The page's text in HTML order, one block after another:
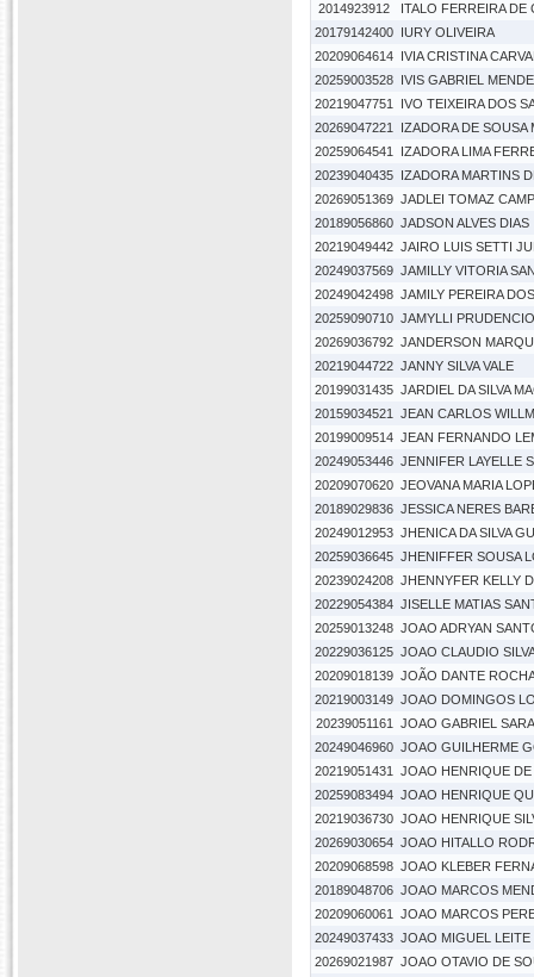
2014923912
ITALO FERREIRA DE
20179142400 IURY OLIVEIRA
20209064614 IVIA CRISTINA
20259003528 IVIS GABRIEL
20219047751
IVO TEIXEIRA DOS
20269047221
IZADORA DE SOUSA
20259064541
IZADORA LIMA
20239040435 IZADORA MARTINS
20269051369 JADLEI TOMAZ
20189056860 JADSON ALVES DIAS
20219049442 JAIRO LUIS SETTI
20249037569 JAMILLY VITORIA
20249042498 JAMILY PEREIRA
20259090710 JAMYLLI
20269036792 JANDERSON
20219044722 JANNY SILVA VALE
20199031435 JARDIEL DA SILVA
20159034521
JEAN CARLOS
20199009514 JEAN FERNANDO
20249053446 JENNIFER LAYELLE
20209070620 JEOVANA MARIA
20189029836 JESSICA NERES
20249012953 JHENICA DA SILVA
20259036645 JHENIFFER SOUSA
20239024208 JHENNYFER KELLY
20229054384 JISELLE MATIAS
20259013248 JOAO ADRYAN
20229036125 JOAO CLAUDIO
20209018139 JOÃO DANTE
20219003149 JOAO DOMINGOS
20239051161
JOAO GABRIEL
20249046960 JOAO GUILHERME
20219051431
JOAO HENRIQUE
20259083494 JOAO HENRIQUE
20219036730 JOAO HENRIQUE
20269030654 JOAO HITALLO
20209068598 JOAO KLEBER
20189048706 JOAO MARCOS
20209060061
JOAO MARCOS
20249037433 JOAO MIGUEL LEITE
20269021987 JOAO OTAVIO DE